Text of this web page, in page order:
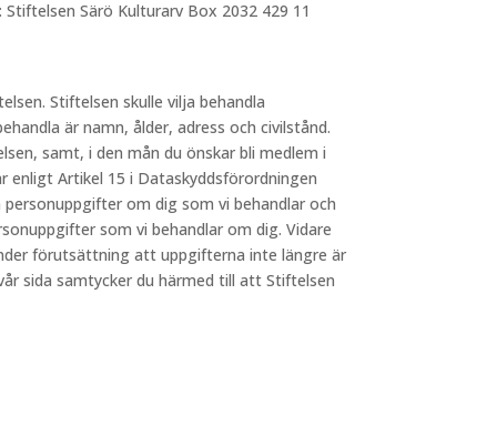
Särö Kulturarv Box 2032 429 11
Stiftelsen skulle vilja behandla
är namn, ålder, adress och civilstånd.
samt, i den mån du önskar bli medlem i
enligt Artikel 15 i Dataskyddsförordningen
om dig som vi behandlar och
som vi behandlar om dig. Vidare
förutsättning att uppgifterna inte längre är
sida samtycker du härmed till att Stiftelsen